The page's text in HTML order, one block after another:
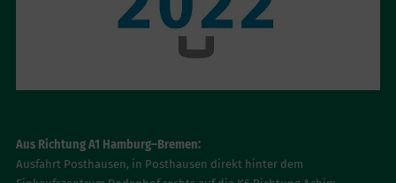
Aus Richtung A1 Hamburg–Bremen:
Ausfahrt Posthausen, in Posthausen direkt hinter dem